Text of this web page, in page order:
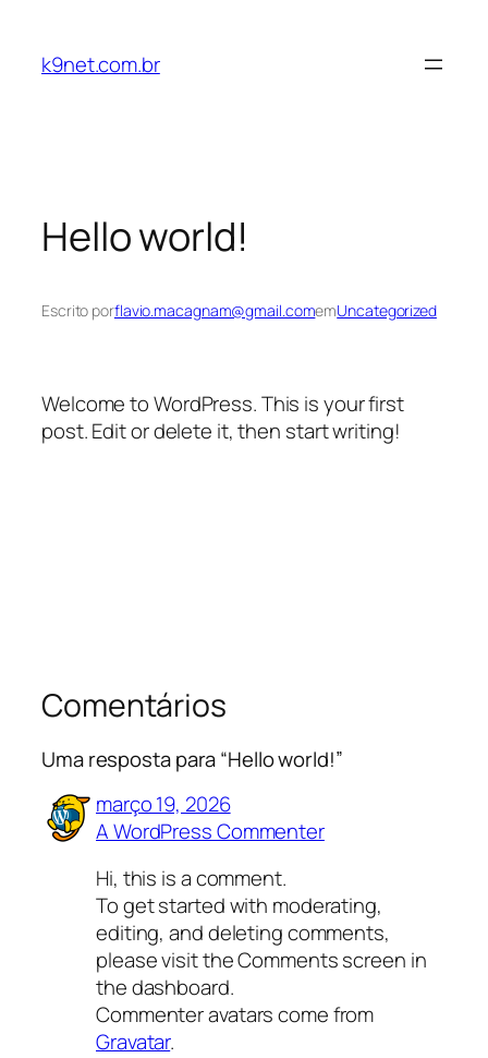
k9net.com.br
Hello world!
Escrito porflavio.macagnam@gmail.comemUncategorized
Welcome to WordPress. This is your first
post. Edit or delete it, then start writing!
Comentários
Uma resposta para “Hello world!”
março 19, 2026
A WordPress Commenter
Hi, this is a comment.
To get started with moderating,
editing, and deleting comments,
please visit the Comments screen in
the dashboard.
Commenter avatars come from
Gravatar.